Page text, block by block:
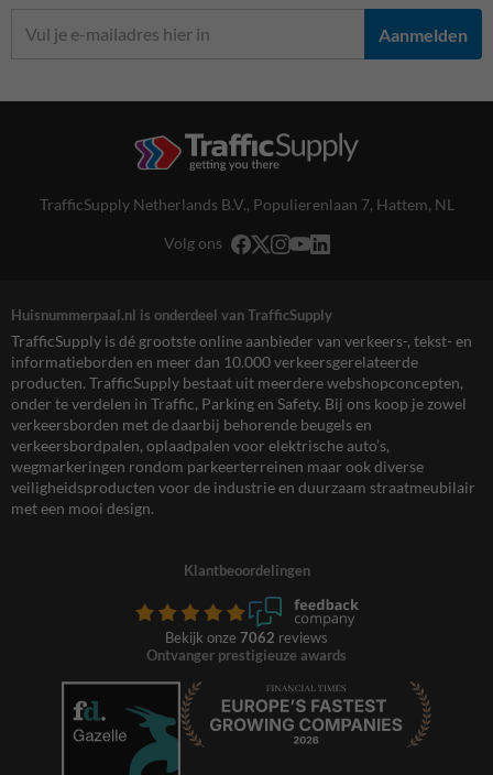
Aanmelden
TrafficSupply Netherlands B.V., Populierenlaan 7, Hattem, NL
Volg ons
Huisnummerpaal.nl is onderdeel van TrafficSupply
TrafficSupply is dé grootste online aanbieder van verkeers-, tekst- en
informatieborden en meer dan 10.000 verkeersgerelateerde
producten. TrafficSupply bestaat uit meerdere webshopconcepten,
onder te verdelen in Traffic, Parking en Safety. Bij ons koop je zowel
verkeersborden met de daarbij behorende beugels en
verkeersbordpalen, oplaadpalen voor elektrische auto’s,
wegmarkeringen rondom parkeerterreinen maar ook diverse
veiligheidsproducten voor de industrie en duurzaam straatmeubilair
met een mooi design.
Klantbeoordelingen
Bekijk onze 7062 reviews
Ontvanger prestigieuze awards